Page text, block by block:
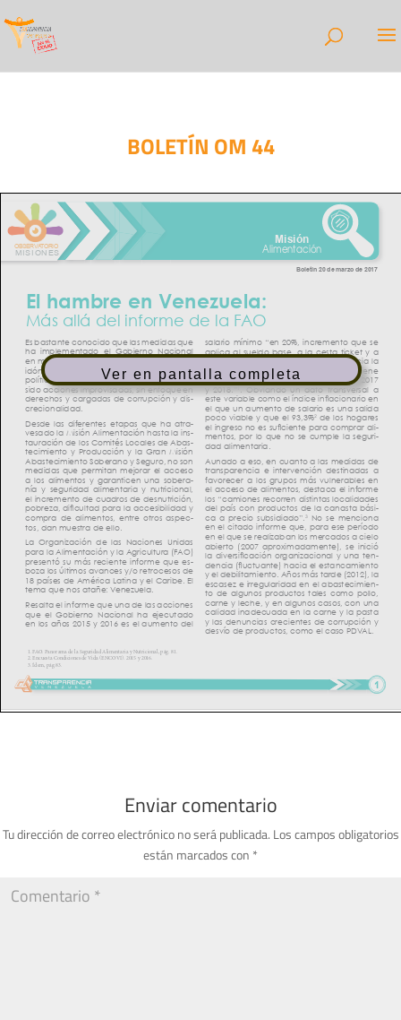
BOLETÍN OM 44
Ver en pantalla completa
Enviar comentario
Tu dirección de correo electrónico no será publicada. Los campos obligatorios
están marcados con *